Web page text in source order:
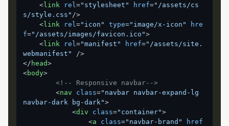
<link rel ="stylesheet" href="/assets/cs
s/style.css" />
<link rel ="icon" type="image/x-icon"
hre
f="/assets/images/favicon.ico">
<link rel ="manifest" href="/assets/site.
webmanifest"
/>
</ head>
<body>
<!-- Responsive navbar-->
<nav class="navbar navbar-expand-lg
navbar-dark bg-dark">
<div class="container">
<a class="navbar-brand"
href